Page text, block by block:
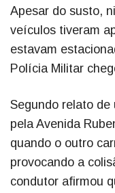
Apesar do susto,
veículos tiveram
estavam
Polícia Militar
Segundo relato
pela Avenida
quando o outro
provocando a
condutor afirmou